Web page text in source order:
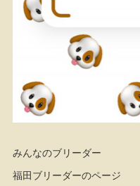
みんなのブリーダー
福田ブリーダーのページ